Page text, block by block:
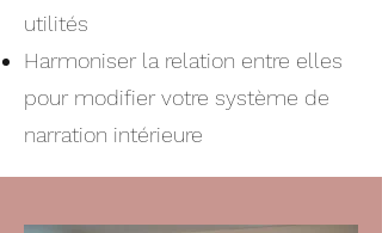
utilités
Harmoniser la relation entre elles
pour modifier votre système de
narration intérieure